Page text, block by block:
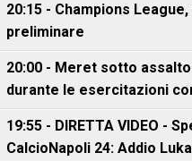
20:15 - Champions
preliminare
20:00 - Meret sotto
durante le esercitazioni
19:55 - DIRETTA VIDEO -
CalcioNapoli 24: Addio